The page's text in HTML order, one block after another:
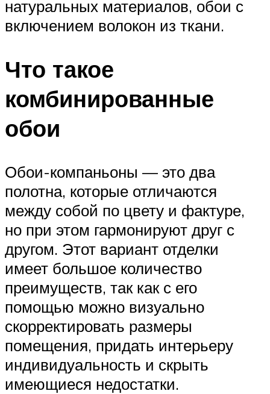
натуральных материалов, обои с
включением волокон из ткани.
Что такое
комбинированные
обои
Обои-компаньоны — это два
полотна, которые отличаются
между собой по цвету и фактуре,
но при этом гармонируют друг с
другом. Этот вариант отделки
имеет большое количество
преимуществ, так как с его
помощью можно визуально
скорректировать размеры
помещения, придать интерьеру
индивидуальность и скрыть
имеющиеся недостатки.